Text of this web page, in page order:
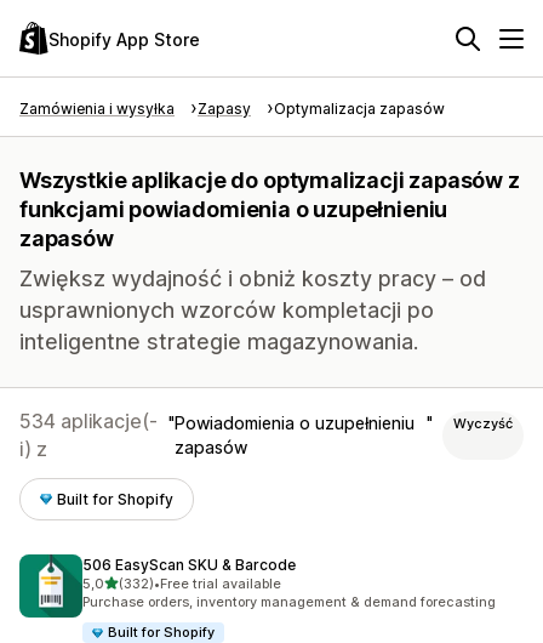
Shopify App Store
Zamówienia i wysyłka Zapasy Optymalizacja zapasów
Wszystkie aplikacje do optymalizacji zapasów z
funkcjami powiadomienia o uzupełnieniu
zapasów
Zwiększ wydajność i obniż koszty pracy – od
usprawnionych wzorców kompletacji po
inteligentne strategie magazynowania.
534 aplikacje(-
i) z
Powiadomienia o uzupełnieniu
zapasów
Wyczyść
Built for Shopify
506 EasyScan SKU & Barcode
5,0na 5 gwiazdek
(332)
Łączna liczba recenzji: 332
•Free trial available
Purchase orders, inventory management & demand forecasting
Built for Shopify